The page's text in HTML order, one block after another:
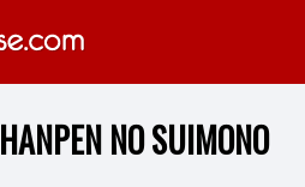
HANPEN NO SUIMONO